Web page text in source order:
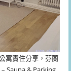
寓實住分享，芬蘭